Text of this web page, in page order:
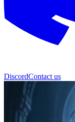
DiscordContact us